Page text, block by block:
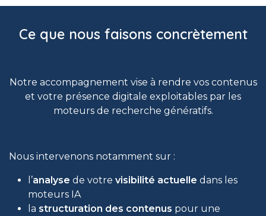
Ce que nous faisons concrètement
Notre accompagnement vise à rendre vos contenus
et votre présence digitale exploitables par les
moteurs de recherche génératifs.
Nous intervenons notamment sur :
l’analyse de votre visibilité actuelle dans les
moteurs IA
la structuration des contenus pour une